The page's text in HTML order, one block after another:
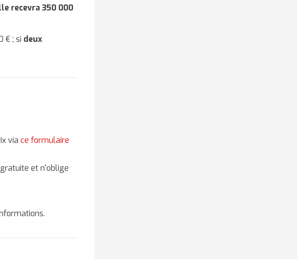
recevra 350 000
€ ; si deux
via ce formulaire
et n'oblige